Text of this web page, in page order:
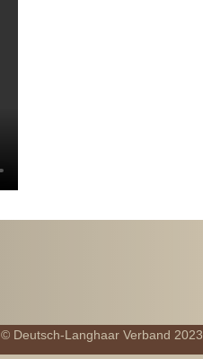
© Deutsch-Langhaar Verband 2023